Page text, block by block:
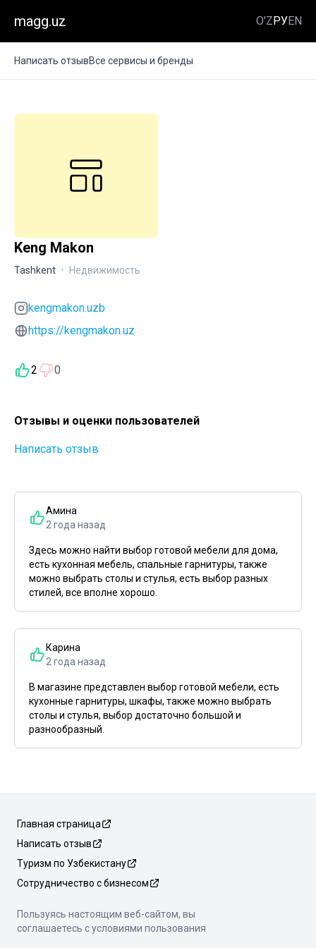
magg.uz O'ZРУEN
Написать отзывВсе сервисы и бренды
Keng Makon
Tashkent · Недвижимость
kengmakon.uzb
https://kengmakon.uz
2 0
Отзывы и оценки пользователей
Написать отзыв
Амина
2 года назад
Здесь можно найти выбор готовой мебели для дома,
есть кухонная мебель, спальные гарнитуры, также
можно выбрать столы и стулья, есть выбор разных
стилей, все вполне хорошо.
Карина
2 года назад
В магазине представлен выбор готовой мебели, есть
кухонные гарнитуры, шкафы, также можно выбрать
столы и стулья, выбор достаточно большой и
разнообразный.
Главная страница
Написать отзыв
Туризм по Узбекистану
Сотрудничество с бизнесом
Пользуясь настоящим веб-сайтом, вы
соглашаетесь с условиями пользования